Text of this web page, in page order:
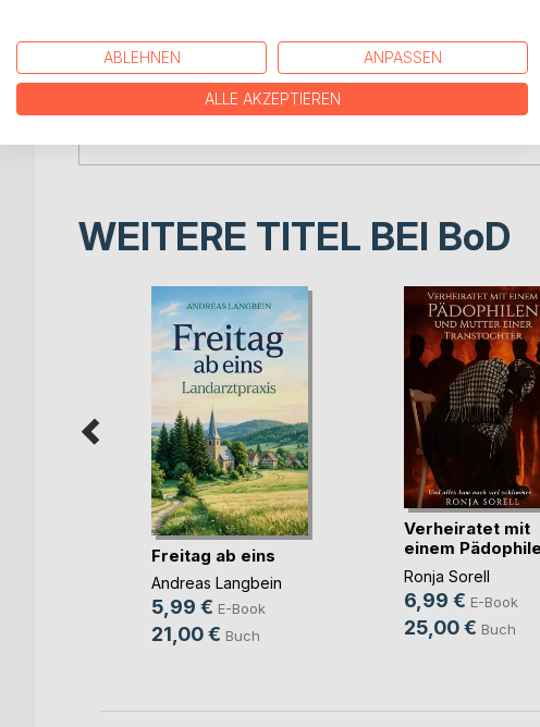
Teil 2 beinhaltet Erinnerungen und ein Fotoalbum von
Jugend 1942/43 in Karkelbeck/Ostpreußen.
Dieses Buch erscheint außerhalb meiner Buchreihe -
WEITERE TITEL BEI BoD
Freitag ab eins
Andreas Langbein
5,99 € E-Book
21,00 € Buch
Verheiratet mit
einem
u(...)
Ronja Sorell
6,99 € E-Book
25,00 € Buch
ABLEHNEN ANPASSEN
ALLE AKZEPTIEREN